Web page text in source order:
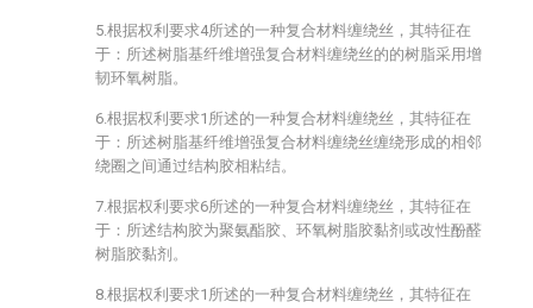
5.根据权利要求4所述的一种复合材料缠绕丝，其特征在
于：所述树脂基纤维增强复合材料缠绕丝的的树脂采用增
韧环氧树脂。
6.根据权利要求1所述的一种复合材料缠绕丝，其特征在
于：所述树脂基纤维增强复合材料缠绕丝缠绕形成的相邻
绕圈之间通过结构胶相粘结。
7.根据权利要求6所述的一种复合材料缠绕丝，其特征在
于：所述结构胶为聚氨酯胶、环氧树脂胶黏剂或改性酚醛
树脂胶黏剂。
8.根据权利要求1所述的一种复合材料缠绕丝，其特征在